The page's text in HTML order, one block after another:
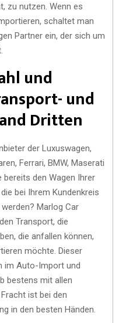
zu nutzen. Wenn es
schaltet man
Partner ein, der sich um
und
und
Dritten
der Luxuswagen,
Ferrari, BMW, Maserati
bereits den Wagen Ihrer
bei Ihrem Kundenkreis
Marlog Car
Transport, die
die anfallen können,
möchte. Dieser
im Auto-Import und
bestens mit allen
ist bei den
in den besten Händen.